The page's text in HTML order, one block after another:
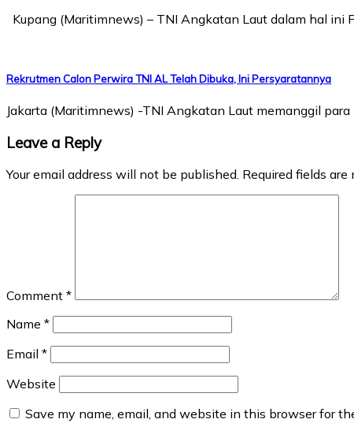
Kupang (Maritimnews) – TNI Angkatan Laut dalam hal ini
Rekrutmen Calon Perwira TNI AL Telah Dibuka, Ini Persyaratannya
Jakarta (Maritimnews) -TNI Angkatan Laut memanggil
Leave a Reply
Your email address will not be published. Required fields are
Comment *
Name *
Email *
Website
Save my name, email, and website in this browser for